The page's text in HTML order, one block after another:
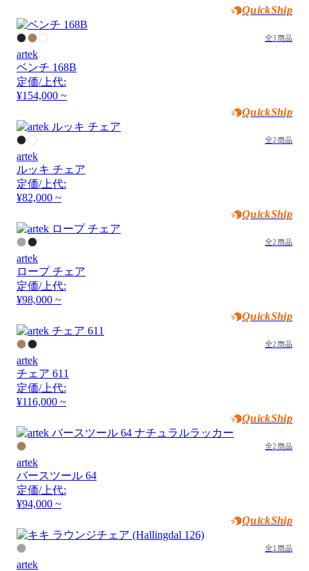
QuickShip
全3商品
artek
ベンチ 168B
定価/上代:
¥154,000 ~
QuickShip
全2商品
artek
ルッキ チェア
定価/上代:
¥82,000 ~
QuickShip
全2商品
artek
ロープ チェア
定価/上代:
¥98,000 ~
QuickShip
全2商品
artek
チェア 611
定価/上代:
¥116,000 ~
QuickShip
全2商品
artek
バースツール 64
定価/上代:
¥94,000 ~
QuickShip
全1商品
artek